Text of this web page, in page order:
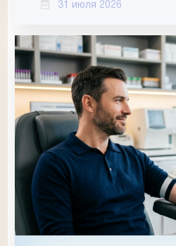
31 июля 2026